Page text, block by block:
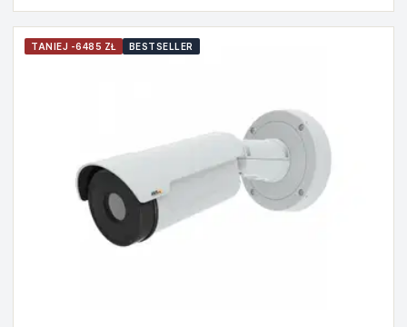
TANIEJ -6485 ZŁ BESTSELLER